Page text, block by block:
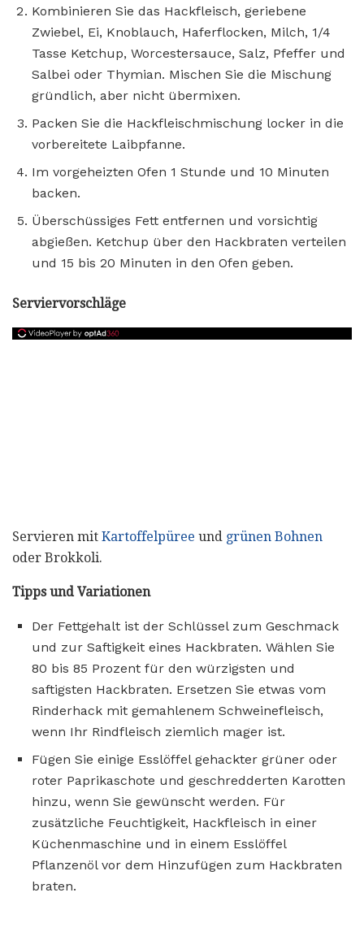
Kombinieren Sie das Hackfleisch, geriebene
Zwiebel, Ei, Knoblauch, Haferflocken, Milch, 1/4
Tasse Ketchup, Worcestersauce, Salz, Pfeffer und
Salbei oder Thymian. Mischen Sie die Mischung
gründlich, aber nicht übermixen.
Packen Sie die Hackfleischmischung locker in die
vorbereitete Laibpfanne.
Im vorgeheizten Ofen 1 Stunde und 10 Minuten
backen.
Überschüssiges Fett entfernen und vorsichtig
abgießen. Ketchup über den Hackbraten verteilen
und 15 bis 20 Minuten in den Ofen geben.
Serviervorschläge
Servieren mit Kartoffelpüree und grünen Bohnen
oder Brokkoli.
Tipps und Variationen
Der Fettgehalt ist der Schlüssel zum Geschmack
und zur Saftigkeit eines Hackbraten. Wählen Sie
80 bis 85 Prozent für den würzigsten und
saftigsten Hackbraten. Ersetzen Sie etwas vom
Rinderhack mit gemahlenem Schweinefleisch,
wenn Ihr Rindfleisch ziemlich mager ist.
Fügen Sie einige Esslöffel gehackter grüner oder
roter Paprikaschote und geschredderten Karotten
hinzu, wenn Sie gewünscht werden. Für
zusätzliche Feuchtigkeit, Hackfleisch in einer
Küchenmaschine und in einem Esslöffel
Pflanzenöl vor dem Hinzufügen zum Hackbraten
braten.